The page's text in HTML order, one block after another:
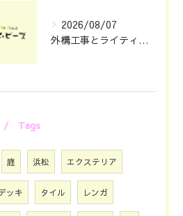
2026/08/07
外構工事とライティングで夜まで映える静岡県浜松市の住まい演出術
Tags
庭 浜松 エクステリア
ッキ タイル レンガ